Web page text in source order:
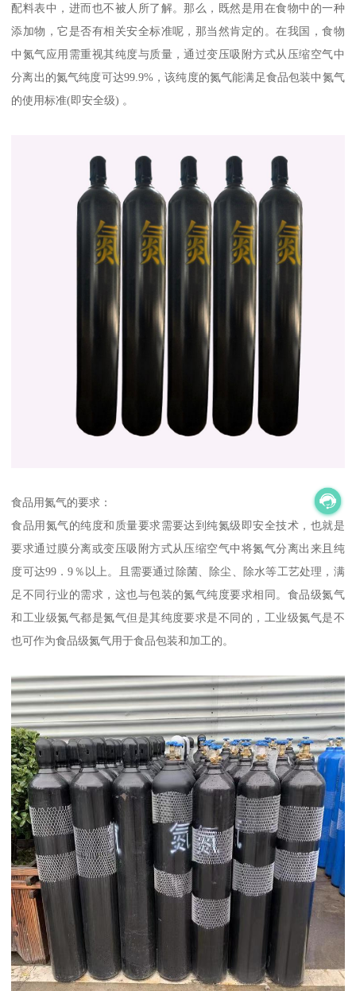
配料表中，进而也不被人所了解。那么，既然是用在食物中的一种
添加物，它是否有相关安全标准呢，那当然肯定的。在我国，食物
中氮气应用需重视其纯度与质量，通过变压吸附方式从压缩空气中
分离出的氮气纯度可达99.9%，该纯度的氮气能满足食品包装中氮气
的使用标准(即安全级) 。
食品用氮气的要求：
食品用氮气的纯度和质量要求需要达到纯氮级即安全技术，也就是
要求通过膜分离或变压吸附方式从压缩空气中将氮气分离出来且纯
度可达99．9％以上。且需要通过除菌、除尘、除水等工艺处理，满
足不同行业的需求，这也与包装的氮气纯度要求相同。食品级氮气
和工业级氮气都是氮气但是其纯度要求是不同的，工业级氮气是不
也可作为食品级氮气用于食品包装和加工的。